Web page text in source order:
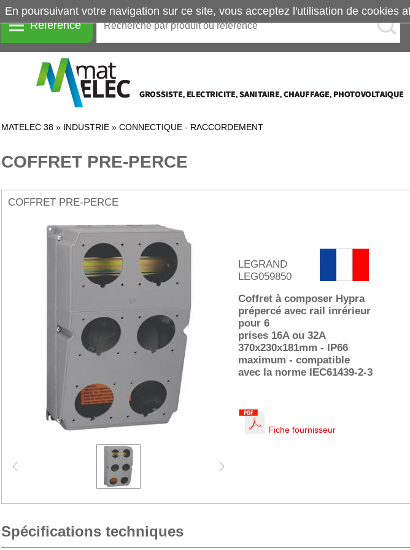
Référence
MATELEC 38 » INDUSTRIE » CONNECTIQUE - RACCORDEMENT
COFFRET PRE-PERCE
COFFRET PRE-PERCE
LEGRAND
LEG059850
Coffret à composer Hypra
prépercé avec rail inrérieur
pour 6
prises 16A ou 32A
370x230x181mm - IP66
maximum - compatible
avec la norme IEC61439-2-3
Fiche fournisseur
Spécifications techniques
En poursuivant votre navigation sur ce site, vous acceptez l'utilisation de